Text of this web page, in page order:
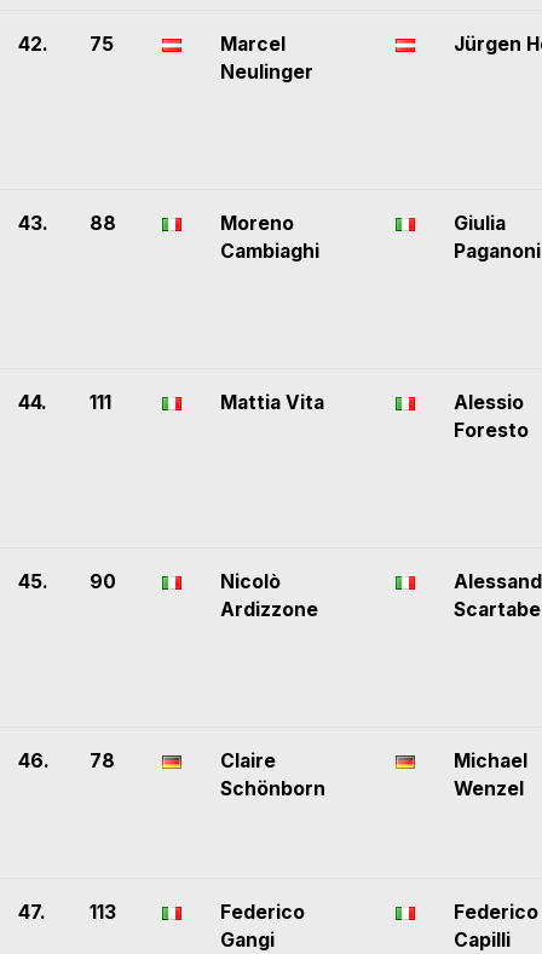
42. 75
Marcel
Neulinger
Jürgen
43. 88
Moreno
Cambiaghi
Giulia
Paganoni
44. 111 Mattia Vita
Alessio
Foresto
45. 90
Nicolò
Ardizzone
46. 78
Claire
Schönborn
Michael
Wenzel
47. 113
Federico
Gangi
Federico
Capilli